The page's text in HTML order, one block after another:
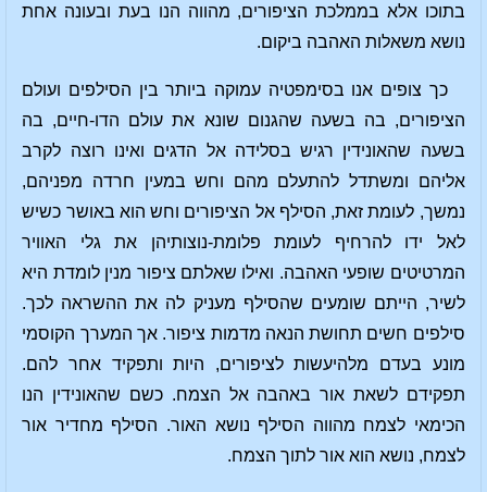
בתוכו אלא בממלכת הציפורים, מהווה הנו בעת ובעונה אחת
נושא משאלות האהבה ביקום.
כך צופים אנו בסימפטיה עמוקה ביותר בין הסילפים ועולם
הציפורים, בה בשעה שהגנום שונא את עולם הדו-חיים, בה
בשעה שהאונידין רגיש בסלידה אל הדגים ואינו רוצה לקרב
אליהם ומשתדל להתעלם מהם וחש במעין חרדה מפניהם,
נמשך, לעומת זאת, הסילף אל הציפורים וחש הוא באושר כשיש
לאל ידו להרחיף לעומת פלומת-נוצותיהן את גלי האוויר
המרטיטים שופעי האהבה. ואילו שאלתם ציפור מנין לומדת היא
לשיר, הייתם שומעים שהסילף מעניק לה את ההשראה לכך.
סילפים חשים תחושת הנאה מדמות ציפור. אך המערך הקוסמי
מונע בעדם מלהיעשות לציפורים, היות ותפקיד אחר להם.
תפקידם לשאת אור באהבה אל הצמח. כשם שהאונידין הנו
הכימאי לצמח מהווה הסילף נושא האור. הסילף מחדיר אור
לצמח, נושא הוא אור לתוך הצמח.